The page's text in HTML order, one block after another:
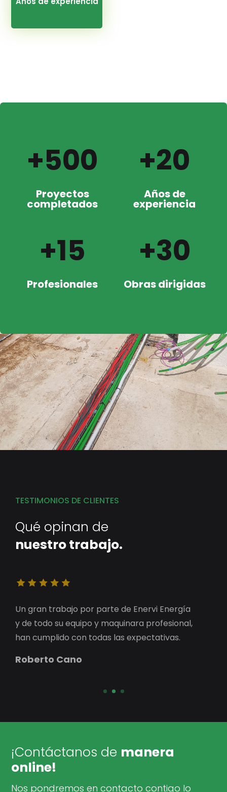
+500
Proyectos
completados
+20
Años de
experiencia
+15
Profesionales
+30
Obras dirigidas
TESTIMONIOS DE CLIENTES
Qué opinan de
nuestro trabajo.
¡Contáctanos de manera
online!
Nos pondremos en contacto contigo lo